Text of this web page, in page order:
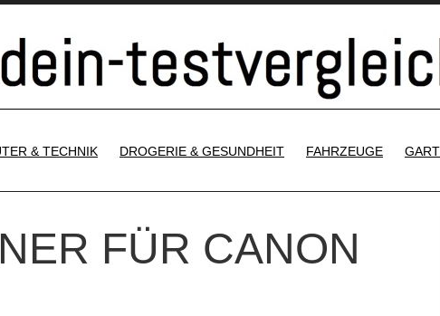
& TECHNIK DROGERIE & GESUNDHEIT FAHRZEUGE
FÜR CANON